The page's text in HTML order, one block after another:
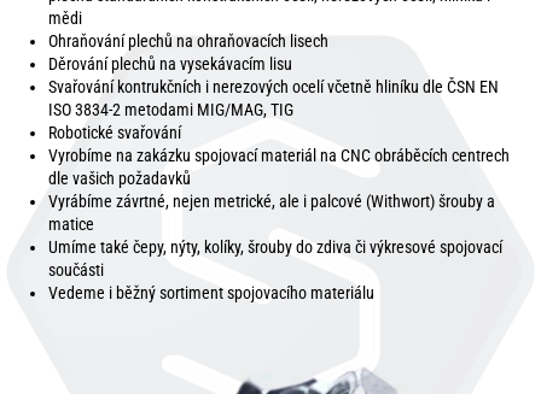
mědi
Ohraňování plechů na ohraňovacích lisech
Děrování plechů na vysekávacím lisu
Svařování kontrukčních i nerezových ocelí včetně hliníku dle ČSN EN
ISO 3834-2 metodami MIG/MAG, TIG
Robotické svařování
Vyrobíme na zakázku spojovací materiál na CNC obráběcích centrech
dle vašich požadavků
Vyrábíme závrtné, nejen metrické, ale i palcové (Withwort) šrouby a
matice
Umíme také čepy, nýty, kolíky, šrouby do zdiva či výkresové spojovací
součásti
Vedeme i běžný sortiment spojovacího materiálu